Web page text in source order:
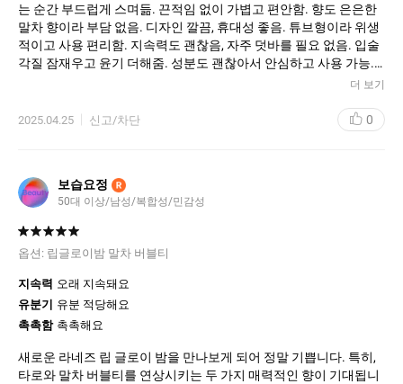
는 순간 부드럽게 스며듦. 끈적임 없이 가볍고 편안함. 향도 은은한
말차 향이라 부담 없음. 디자인 깔끔, 휴대성 좋음. 튜브형이라 위생
적이고 사용 편리함. 지속력도 괜찮음, 자주 덧바를 필요 없음. 입술
각질 잠재우고 윤기 더해줌. 성분도 괜찮아서 안심하고 사용 가능.
가격대는 조금 있지만 만족감 높음. 데일리템으로 강추. 입술 건조
더 보기
2025.04.25 신고/차단 0
보습요정 R
50대 이상/남성/복합성/민감성
옵션: 립글로이밤 말차 버블티
지속력 오래 지속돼요
유분기
유분 적당해요
촉촉함 촉촉해요
새로운 라네즈 립 글로이 밤을 만나보게 되어 정말 기쁩니다. 특히,
타로와 말차 버블티를 연상시키는 두 가지 매력적인 향이 기대됩니